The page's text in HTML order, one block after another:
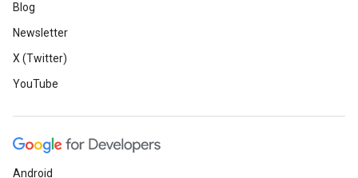
Blog
Newsletter
X (Twitter)
YouTube
Android